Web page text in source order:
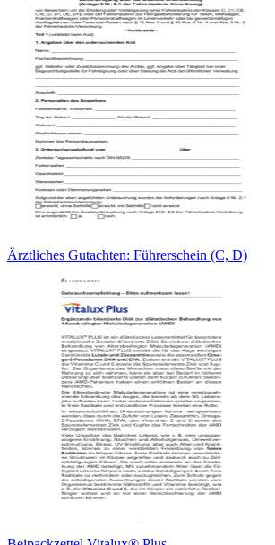
Ärztliches Gutachten: Führerschein (C, D)